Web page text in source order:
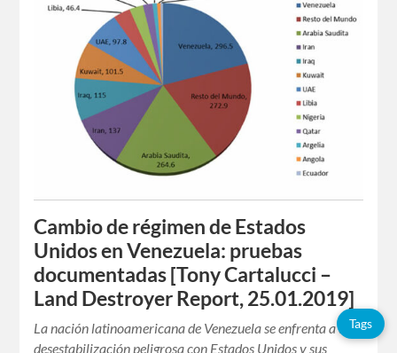
Cambio de régimen de Estados
Unidos en Venezuela: pruebas
documentadas [Tony Cartalucci –
Land Destroyer Report, 25.01.2019]
La nación latinoamericana de Venezuela se enfrenta a una
desestabilización peligrosa con Estados Unidos y sus
Tags